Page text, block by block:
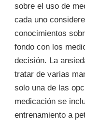
sobre el uso de
cada uno
conocimientos
fondo con los
decisión. La
tratar de varias
solo una de las
medicación se
entrenamiento a